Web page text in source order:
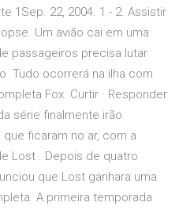
1Sep. 22, 2004. 1 - 2. Assistir
Um avião cai em uma
passageiros precisa lutar
Tudo ocorrerá na ilha com
Fox. Curtir · Responder
série finalmente irão
ficaram no ar, com a
Lost . Depois de quatro
que Lost ganhara uma
A primeira temporada